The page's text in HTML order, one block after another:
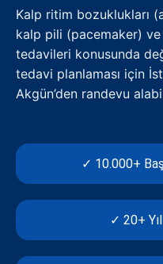
Kalp ritim bozuklukları
kalp pili (pacemaker)
tedavileri konusunda
tedavi planlaması için
Akgün’den randevu
✓ 10.000+
✓ 20+